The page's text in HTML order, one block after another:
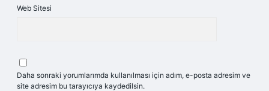
Web Sitesi
Daha sonraki yorumlarımda kullanılması için adım, e-posta adresim ve
site adresim bu tarayıcıya kaydedilsin.